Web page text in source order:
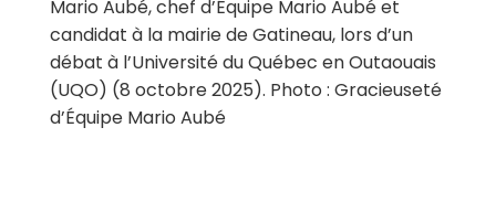
Mario Aubé, chef d’Équipe Mario Aubé et
candidat à la mairie de Gatineau, lors d’un
débat à l’Université du Québec en Outaouais
(UQO) (8 octobre 2025). Photo : Gracieuseté
d’Équipe Mario Aubé